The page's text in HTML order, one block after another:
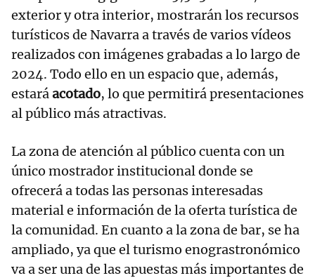
exterior y otra interior, mostrarán los recursos
turísticos de Navarra a través de varios vídeos
realizados con imágenes grabadas a lo largo de
2024. Todo ello en un espacio que, además,
estaráacotado, lo que permitirá presentaciones
al público más atractivas.
La zona de atención al público cuenta con un
único mostrador institucional donde se
ofrecerá a todas las personas interesadas
material e información de la oferta turística de
la comunidad. En cuanto a la zona de bar, se ha
ampliado, ya que el turismo enograstronómico
va a ser una de las apuestas más importantes de